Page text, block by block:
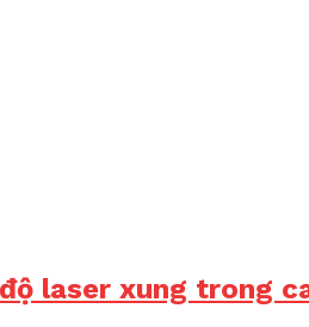
laser xung trong